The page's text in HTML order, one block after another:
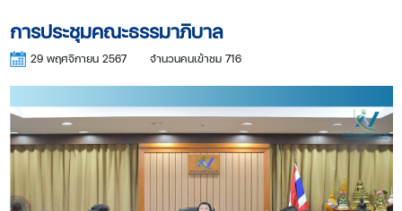
การประชุมคณะธรรมาภิบาล
29 พฤศจิกายน 2567 จำนวนคนเข้าชม 716